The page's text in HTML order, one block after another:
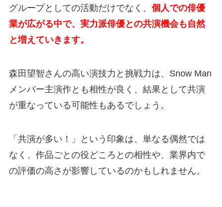
グループとしての活動だけでなく、 個人での俳優
業が広がる中で、実力派俳優との共演機会も自然
と増えていきます。
森田望智さんの高い演技力と挑戦力は、Snow Man
メンバー主演作とも相性が良く、結果として共演
が重なっている可能性もあるでしょう。
「共演が多い！」という印象は、単なる偶然では
なく、作品ごとの役どころとの相性や、業界内で
の評価の高さが影響しているのかもしれません。